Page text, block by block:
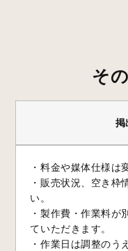
そ
掲
・料金や媒体仕様は
・販売状況、空き枠
い。
・製作費・作業料が
ていただきます。
・作業日は調整のう